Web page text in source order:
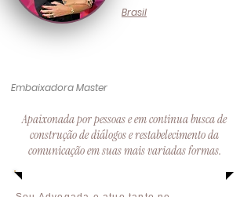
Brasil
Embaixadora Master
Apaixonada por pessoas e em continua busca de
construção de diálogos e restabelecimento da
comunicação em suas mais variadas formas.